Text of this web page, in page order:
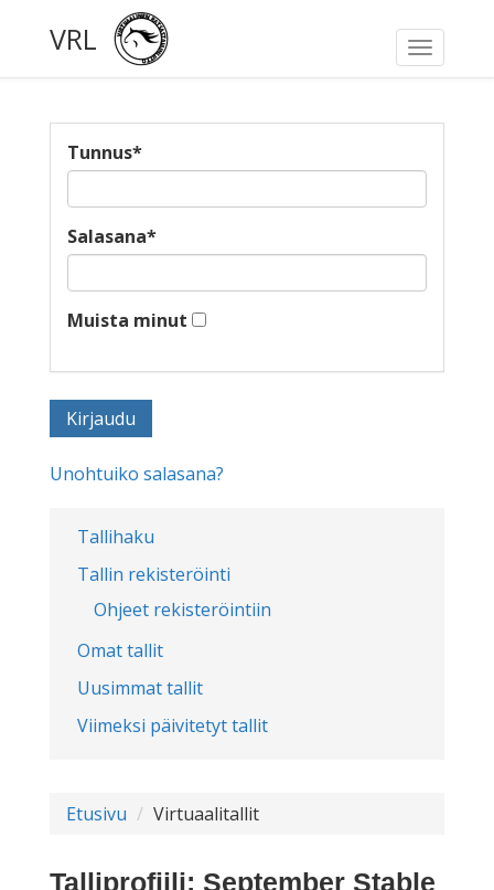
Toggle
VRL
Tallihaku
Tallin rekisteröinti
Ohjeet rekisteröintiin
Omat tallit
Uusimmat tallit
Viimeksi päivitetyt tallit
Tunnus*
Salasana*
Muista minut
Unohtuiko salasana?
Etusivu Virtuaalitallit
Talliprofiili: September Stable